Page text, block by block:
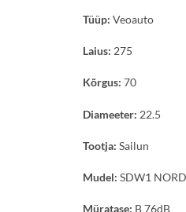
Tüüp: Veoauto
Laius: 275
Kõrgus: 70
Diameeter: 22.5
Tootja: Sailun
Mudel: SDW1
Müratase: B 76dB